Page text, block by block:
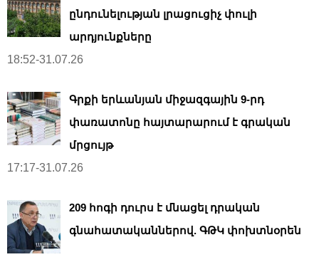
ընդունելության լրացուցիչ փուլի
արդյունքները
18:52-31.07.26
Գրքի երևանյան միջազգային 9-րդ
փառատոնը հայտարարում է գրական
մրցույթ
17:17-31.07.26
209 հոգի դուրս է մնացել դրական
գնահատականներով. ԳԹԿ փոխտնօրեն